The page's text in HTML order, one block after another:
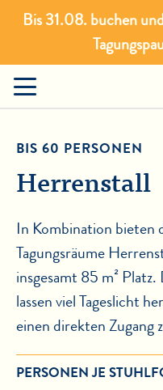
Bis 31.08. buchen
BIS 60 PERSONEN
Herrenstall
In Kombination bieten
Tagungsräume
insgesamt 85 m²
lassen viel Tageslicht
einen direkten Zugang
PERSONEN JE